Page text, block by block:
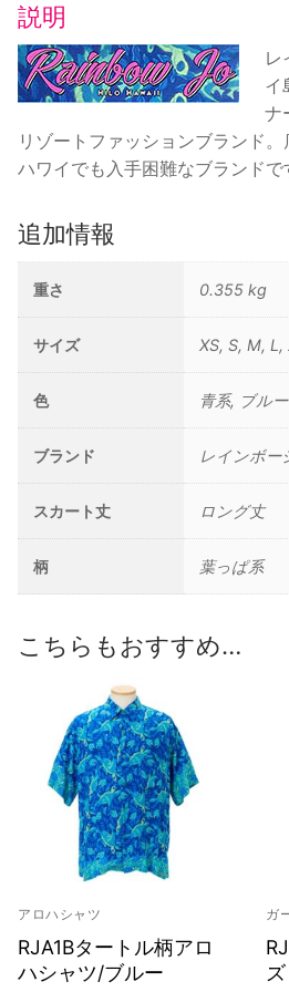
ノ
ー
ス
リ
ー
ブ
レ
ス/
ル
説明
レ
イ
ナ
リゾートファッションブランド
ハワイでも入手困難なブランドで
追加情報
重さ 0.355 kg
サイズ XS, S, M, L,
色 青系, ブルー
ブランド レインボー
スカート丈 ロング丈
柄 葉っぱ系
こちらもおすすめ…
アロハシャツ
RJA1Bタートル柄アロ
ハシャツ/ブルー
ガ